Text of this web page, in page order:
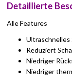
Detaillierte
Alle Features
Ultraschnelles
Reduziert
Niedriger
Niedriger